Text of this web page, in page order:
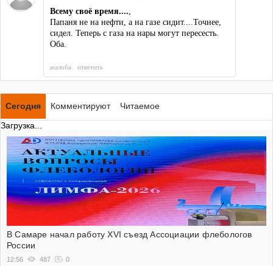
Всему своё время....
Папаня не на нефти, а на газе сидит....Точнее,
сидел. Теперь с газа на нары могут пересесть.
Оба.
жалоба ответить
Сегодня Комментируют
Читаемое
Загрузка...
В Самаре начал работу XVI съезд Ассоциации флебологов
России
12:56 487 0